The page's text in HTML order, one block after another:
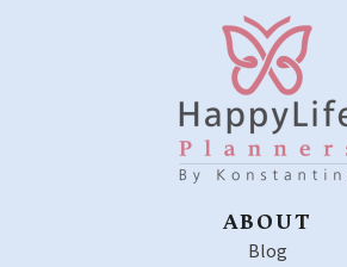
ABOUT
Blog